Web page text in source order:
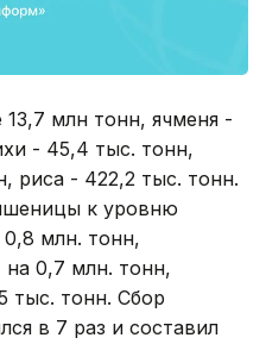
млн тонн, ячменя -
- 45,4 тыс. тонн,
риса - 422,2 тыс. тонн.
к уровню
млн. тонн,
на 0,7 млн. тонн,
тыс. тонн. Сбор
в 7 раз и составил